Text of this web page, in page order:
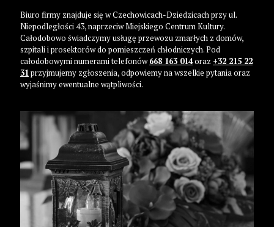
Biuro firmy znajduje się w Czechowicach-Dziedzicach przy ul.
Niepodległości 43, naprzeciw Miejskiego Centrum Kultury.
Całodobowo świadczymy usługę przewozu zmarłych z domów,
szpitali i prosektorów do pomieszczeń chłodniczych. Pod
całodobowymi numerami telefonów668 163 014oraz +32 215 22
31przyjmujemy zgłoszenia, odpowiemy na wszelkie pytania oraz
wyjaśnimy ewentualne wątpliwości.